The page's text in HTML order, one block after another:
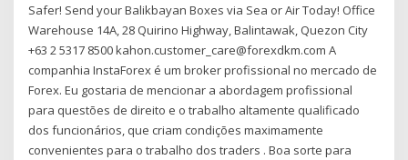
Safer! Send your Balikbayan Boxes via Sea or Air Today! Office
Warehouse 14A, 28 Quirino Highway, Balintawak, Quezon City
+63 2 5317 8500 kahon.customer_care@forexdkm.com A
companhia InstaForex é um broker profissional no mercado de
Forex. Eu gostaria de mencionar a abordagem profissional
para questões de direito e o trabalho altamente qualificado
dos funcionários, que criam condições maximamente
convenientes para o trabalho dos traders . Boa sorte para